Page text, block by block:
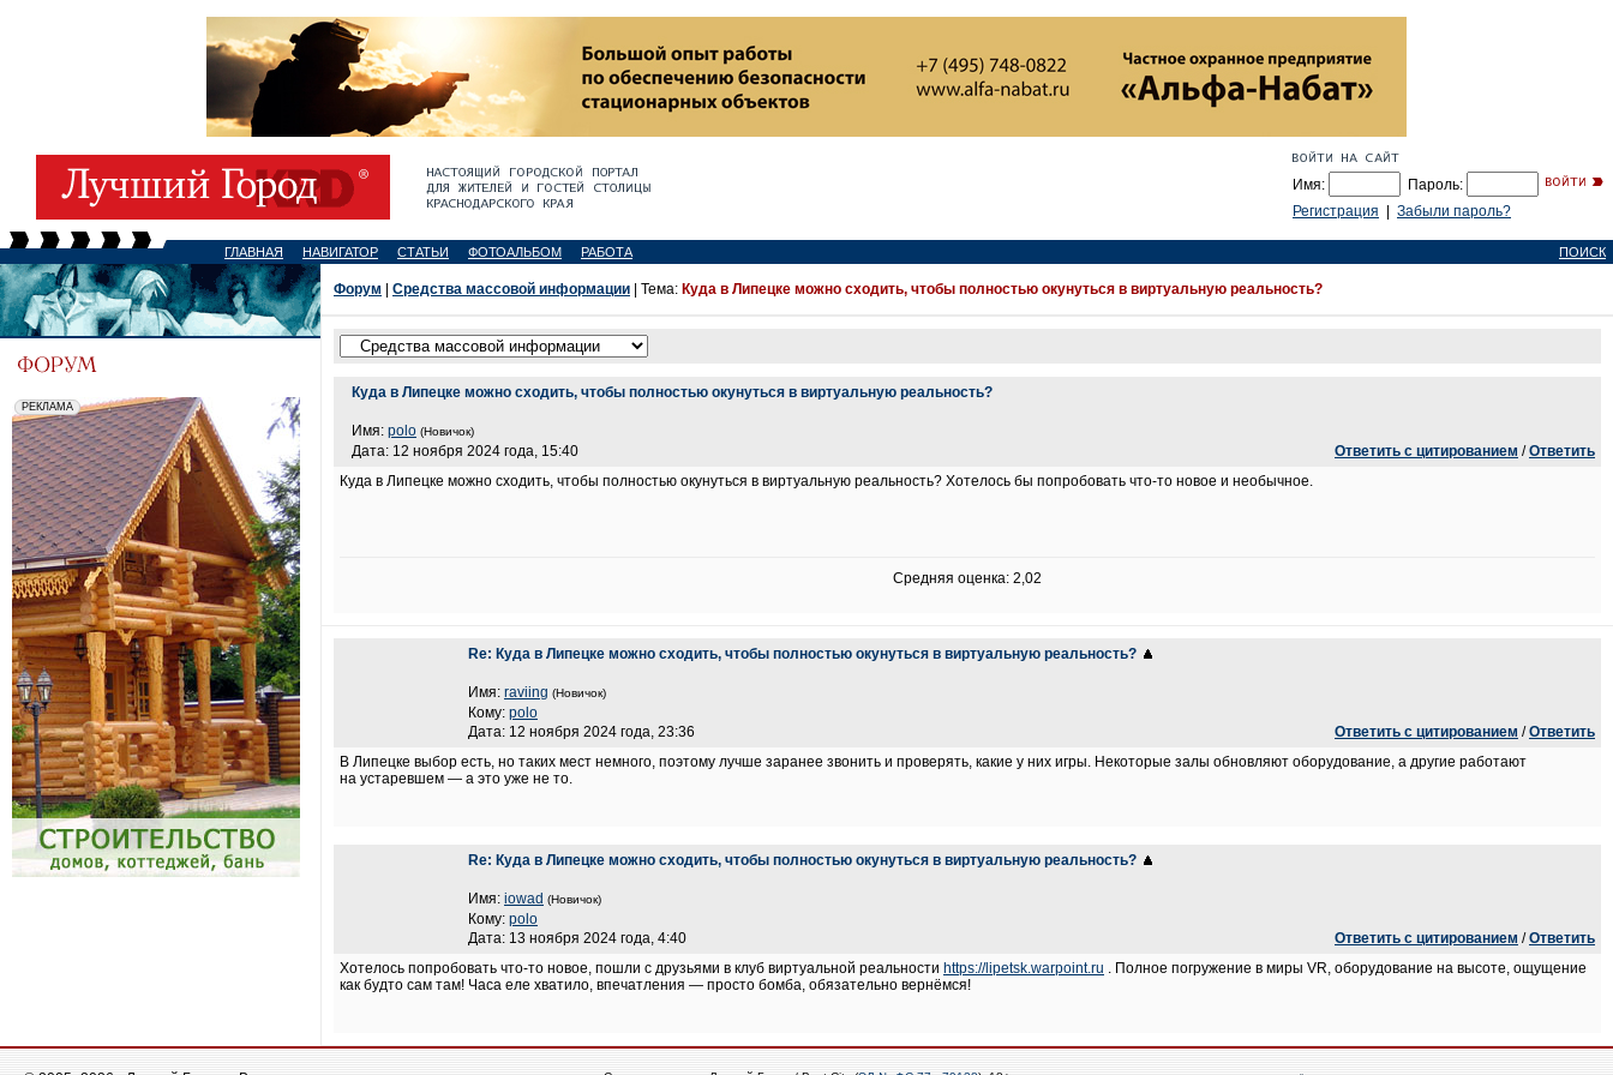
Имя:
Пароль:
Регистрация
Забыли пароль?
ГЛАВНАЯ НАВИГАТОР СТАТЬИ ФОТОАЛЬБОМ РАБОТА ПОИСК
Форум Средства массовой информации | Тема: Куда в Липецке можно сходить, чтобы полностью окунуться в виртуальную реальность?
Куда в Липецке можно сходить, чтобы полностью окунуться в виртуальную реальность?
Имя: polo (Новичок)
Дата: 12 ноября 2024 года, 15:40 Ответить с цитированием /Ответить
Куда в Липецке можно сходить, чтобы полностью окунуться в виртуальную реальность? Хотелось бы попробовать что-то новое и необычное.
Средняя оценка: 2,02
Re: Куда в Липецке можно сходить, чтобы полностью окунуться в виртуальную реальность?
Имя: raviing (Новичок)
Кому: polo
Дата: 12 ноября 2024 года, 23:36
Ответить с цитированием /Ответить
В Липецке выбор есть, но таких мест немного, поэтому лучше заранее звонить и проверять, какие у них игры. Некоторые залы обновляют оборудование, а другие работают
на устаревшем — а это уже не то.
Re: Куда в Липецке можно сходить, чтобы полностью окунуться в виртуальную реальность?
Имя: iowad (Новичок)
Кому: polo
Дата: 13 ноября 2024 года, 4:40
Ответить с цитированием /Ответить
Хотелось попробовать что-то новое, пошли с друзьями в клуб виртуальной реальности https://lipetsk.warpoint.ru . Полное погружение в миры VR, оборудование на высоте, ощущение
как будто сам там! Часа еле хватило, впечатления — просто бомба, обязательно вернёмся!